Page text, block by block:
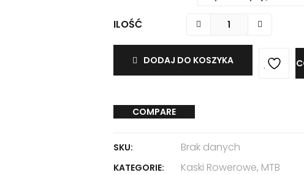
ILOŚĆ
DODAJ DO KOSZYKA
COMPARE
SKU: Brak danych
KATEGORIE: Kaski Rowerowe, MTB